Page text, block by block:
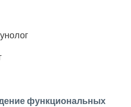
функциональных